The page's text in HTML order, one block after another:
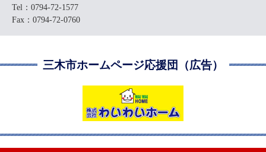
Tel：0794-72-1577
Fax：0794-72-0760
三木市ホームページ応援団（広告）